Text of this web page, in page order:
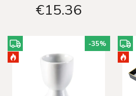
€15 36
-35%